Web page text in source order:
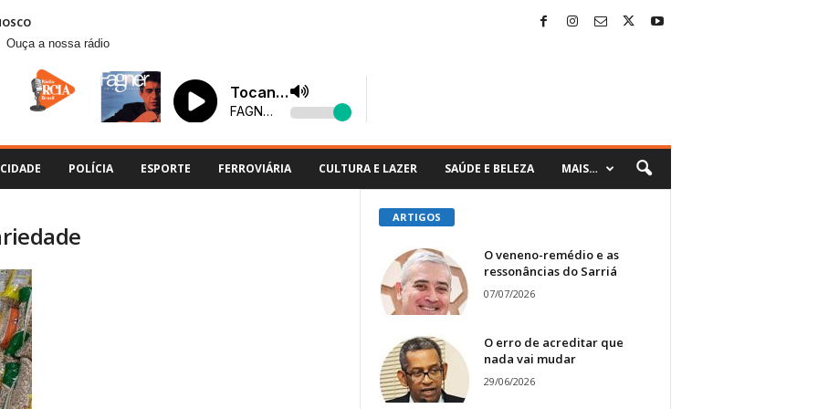
Ouça a nossa rádio
CIDADE POLÍCIA ESPORTE FERROVIÁRIA CULTURA E LAZER SAÚDE E BELEZA MAIS…
ARTIGOS
O veneno-remédio e as
ressonâncias do Sarriá
07/07/2026
O erro de acreditar que
nada vai mudar
29/06/2026